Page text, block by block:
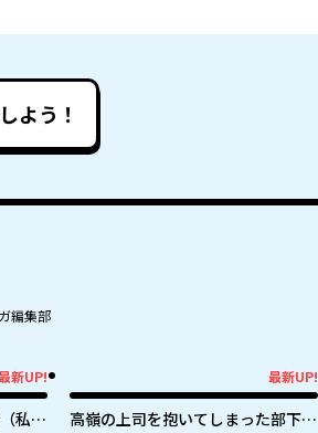
よう！
編集部
新UP!
私
最新UP!
高嶺の上司を抱いてしまった部下の